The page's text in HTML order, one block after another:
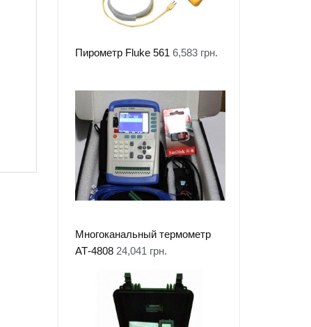
Пирометр Fluke 561 6,583 грн.
Многоканальный термометр
АТ-4808 24,041 грн.